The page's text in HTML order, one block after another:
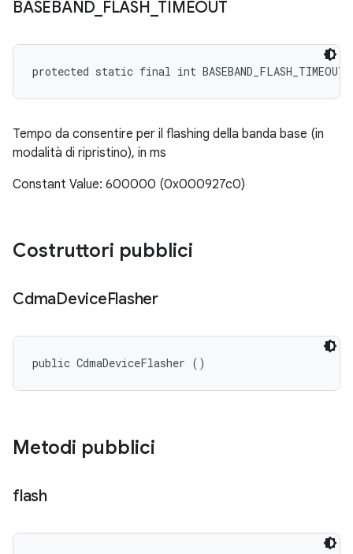
BASEBAND FLASH TIMEOUT
protected static final int BASEBAND_FLASH_TIMEOUT
Tempo da consentire per il flashing della banda base (in
modalità di ripristino), in ms
Constant Value: 600000 (0x000927c0)
Costruttori pubblici
CdmaDeviceFlasher
public CdmaDeviceFlasher ()
Metodi pubblici
flash